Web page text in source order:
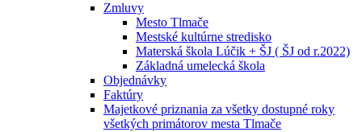
Zmluvy
Mesto Tlmače
Mestské kultúrne stredisko
Materská škola Lúčik + ŠJ ( ŠJ od r.2022)
Základná umelecká škola
Objednávky
Faktúry
Majetkové priznania za všetky dostupné roky
všetkých primátorov mesta Tlmače